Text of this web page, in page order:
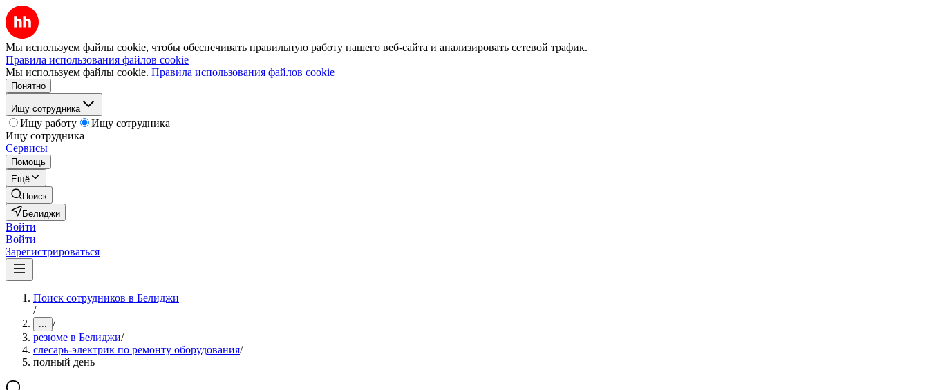
Мы используем файлы cookie, чтобы обеспечивать правильную работу нашего веб-сайта и анализировать сетевой трафик.
Правила использования файлов cookie
Мы используем файлы cookie. Правила использования файлов cookie
Понятно
Ищу сотрудника
Ищу работу
Ищу сотрудника
Ищу сотрудника
Сервисы
Помощь
Ещё
Поиск
Белиджи
Войти
Войти
Зарегистрироваться
Поиск сотрудников в Белиджи
/
... /
резюме в Белиджи/
слесарь-электрик по ремонту оборудования/
полный день